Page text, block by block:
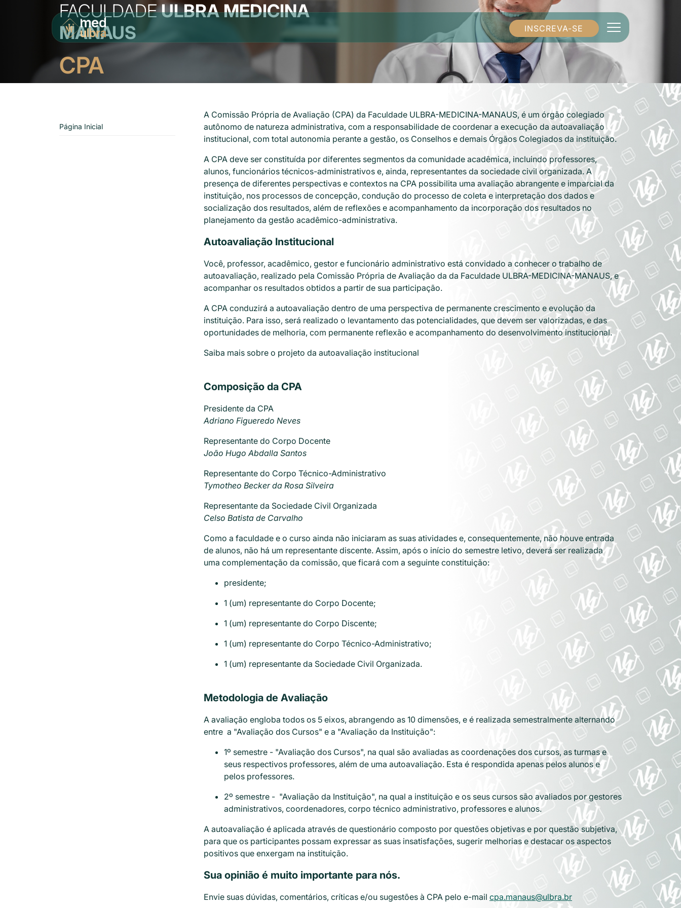
INSCREVA-SE
FACULDADEULBRA MEDICINA
MANAUS
CPA
Página Inicial
A Comissão Própria de Avaliação (CPA) da Faculdade ULBRA-MEDICINA-MANAUS, é um órgão colegiado
autônomo de natureza administrativa, com a responsabilidade de coordenar a execução da autoavaliação
institucional, com total autonomia perante a gestão, os Conselhos e demais Órgãos Colegiados da instituição.
A CPA deve ser constituída por diferentes segmentos da comunidade acadêmica, incluindo professores,
alunos, funcionários técnicos-administrativos e, ainda, representantes da sociedade civil organizada. A
presença de diferentes perspectivas e contextos na CPA possibilita uma avaliação abrangente e imparcial da
instituição, nos processos de concepção, condução do processo de coleta e interpretação dos dados e
socialização dos resultados, além de reflexões e acompanhamento da incorporação dos resultados no
planejamento da gestão acadêmico-administrativa.
Autoavaliação Institucional
Você, professor, acadêmico, gestor e funcionário administrativo está convidado a conhecer o trabalho de
autoavaliação, realizado pela Comissão Própria de Avaliação da da Faculdade ULBRA-MEDICINA-MANAUS, e
acompanhar os resultados obtidos a partir de sua participação.
A CPA conduzirá a autoavaliação dentro de uma perspectiva de permanente crescimento e evolução da
instituição. Para isso, será realizado o levantamento das potencialidades, que devem ser valorizadas, e das
oportunidades de melhoria, com permanente reflexão e acompanhamento do desenvolvimento institucional.
Saiba mais sobre o projeto da autoavaliação institucional
Composição da CPA
Presidente da CPA
Adriano Figueredo Neves
Representante do Corpo Docente
João Hugo Abdalla Santos
Representante do Corpo Técnico-Administrativo
Tymotheo Becker da Rosa Silveira
Representante da Sociedade Civil Organizada
Celso Batista de Carvalho
Como a faculdade e o curso ainda não iniciaram as suas atividades e, consequentemente, não houve entrada
de alunos, não há um representante discente. Assim, após o início do semestre letivo, deverá ser realizada
uma complementação da comissão, que ficará com a seguinte constituição:
presidente;
1 (um) representante do Corpo Docente;
1 (um) representante do Corpo Discente;
1 (um) representante do Corpo Técnico-Administrativo;
1 (um) representante da Sociedade Civil Organizada.
Metodologia de Avaliação
A avaliação engloba todos os 5 eixos, abrangendo as 10 dimensões, e é realizada semestralmente alternando
entre a "Avaliação dos Cursos" e a "Avaliação da Instituição":
1º semestre - "Avaliação dos Cursos", na qual são avaliadas as coordenações dos cursos, as turmas e
seus respectivos professores, além de uma autoavaliação. Esta é respondida apenas pelos alunos e
pelos professores.
2º semestre - "Avaliação da Instituição", na qual a instituição e os seus cursos são avaliados por gestores
administrativos, coordenadores, corpo técnico administrativo, professores e alunos.
A autoavaliação é aplicada através de questionário composto por questões objetivas e por questão subjetiva,
para que os participantes possam expressar as suas insatisfações, sugerir melhorias e destacar os aspectos
positivos que enxergam na instituição.
Sua opinião é muito importante para nós.
Envie suas dúvidas, comentários, críticas e/ou sugestões à CPA pelo e-mail cpa.manaus@ulbra.br